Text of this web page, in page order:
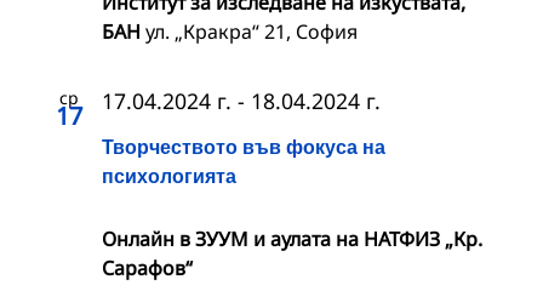
БАН ул. „Кракра“ 21, София
ср
17
Творчеството във фокуса на
психологията
17.04.2024 г. - 18.04.2024 г.
Онлайн в ЗУУМ и аулата на НАТФИЗ „Кр.
Сарафов“